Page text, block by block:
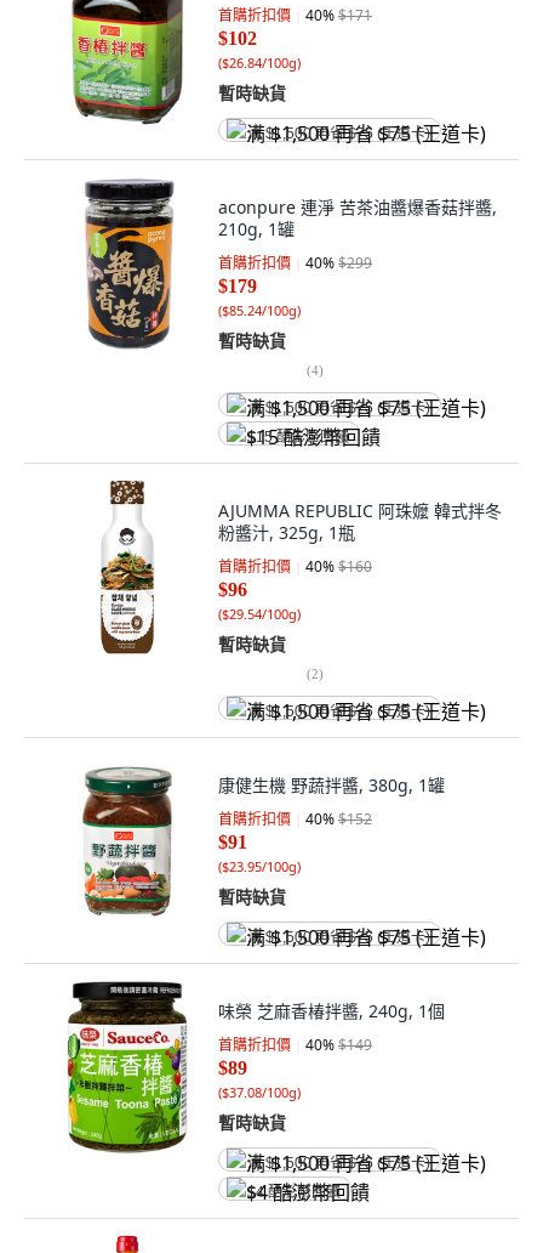
首購折扣價 40%$171
$102
($26.84/100g)
暫時缺貨
满 $1,500 再省 $75 (王道卡)
aconpure 連淨 苦茶油醬爆香菇拌醬,
210g, 1罐
首購折扣價 40%$299
$179
($85.24/100g)
暫時缺貨
(4)
满 $1,500 再省 $75 (王道卡)
$15 酷澎幣回饋
AJUMMA REPUBLIC 阿珠嬤 韓式拌冬
粉醬汁, 325g, 1瓶
首購折扣價 40%$160
$96
($29.54/100g)
暫時缺貨
(2)
满 $1,500 再省 $75 (王道卡)
康健生機 野蔬拌醬, 380g, 1罐
首購折扣價 40%$152
$91
($23.95/100g)
暫時缺貨
满 $1,500 再省 $75 (王道卡)
味榮 芝麻香椿拌醬, 240g, 1個
首購折扣價 40%$149
$89
($37.08/100g)
暫時缺貨
满 $1,500 再省 $75 (王道卡)
$4 酷澎幣回饋